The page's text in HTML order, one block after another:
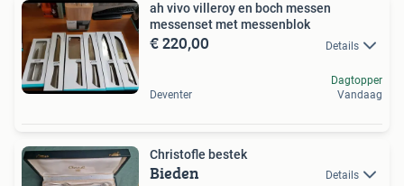
ah vivo villeroy en boch messen
messenset met messenblok
€ 220,00 Details
Deventer
Dagtopper
Vandaag
Christofle bestek
Bieden Details